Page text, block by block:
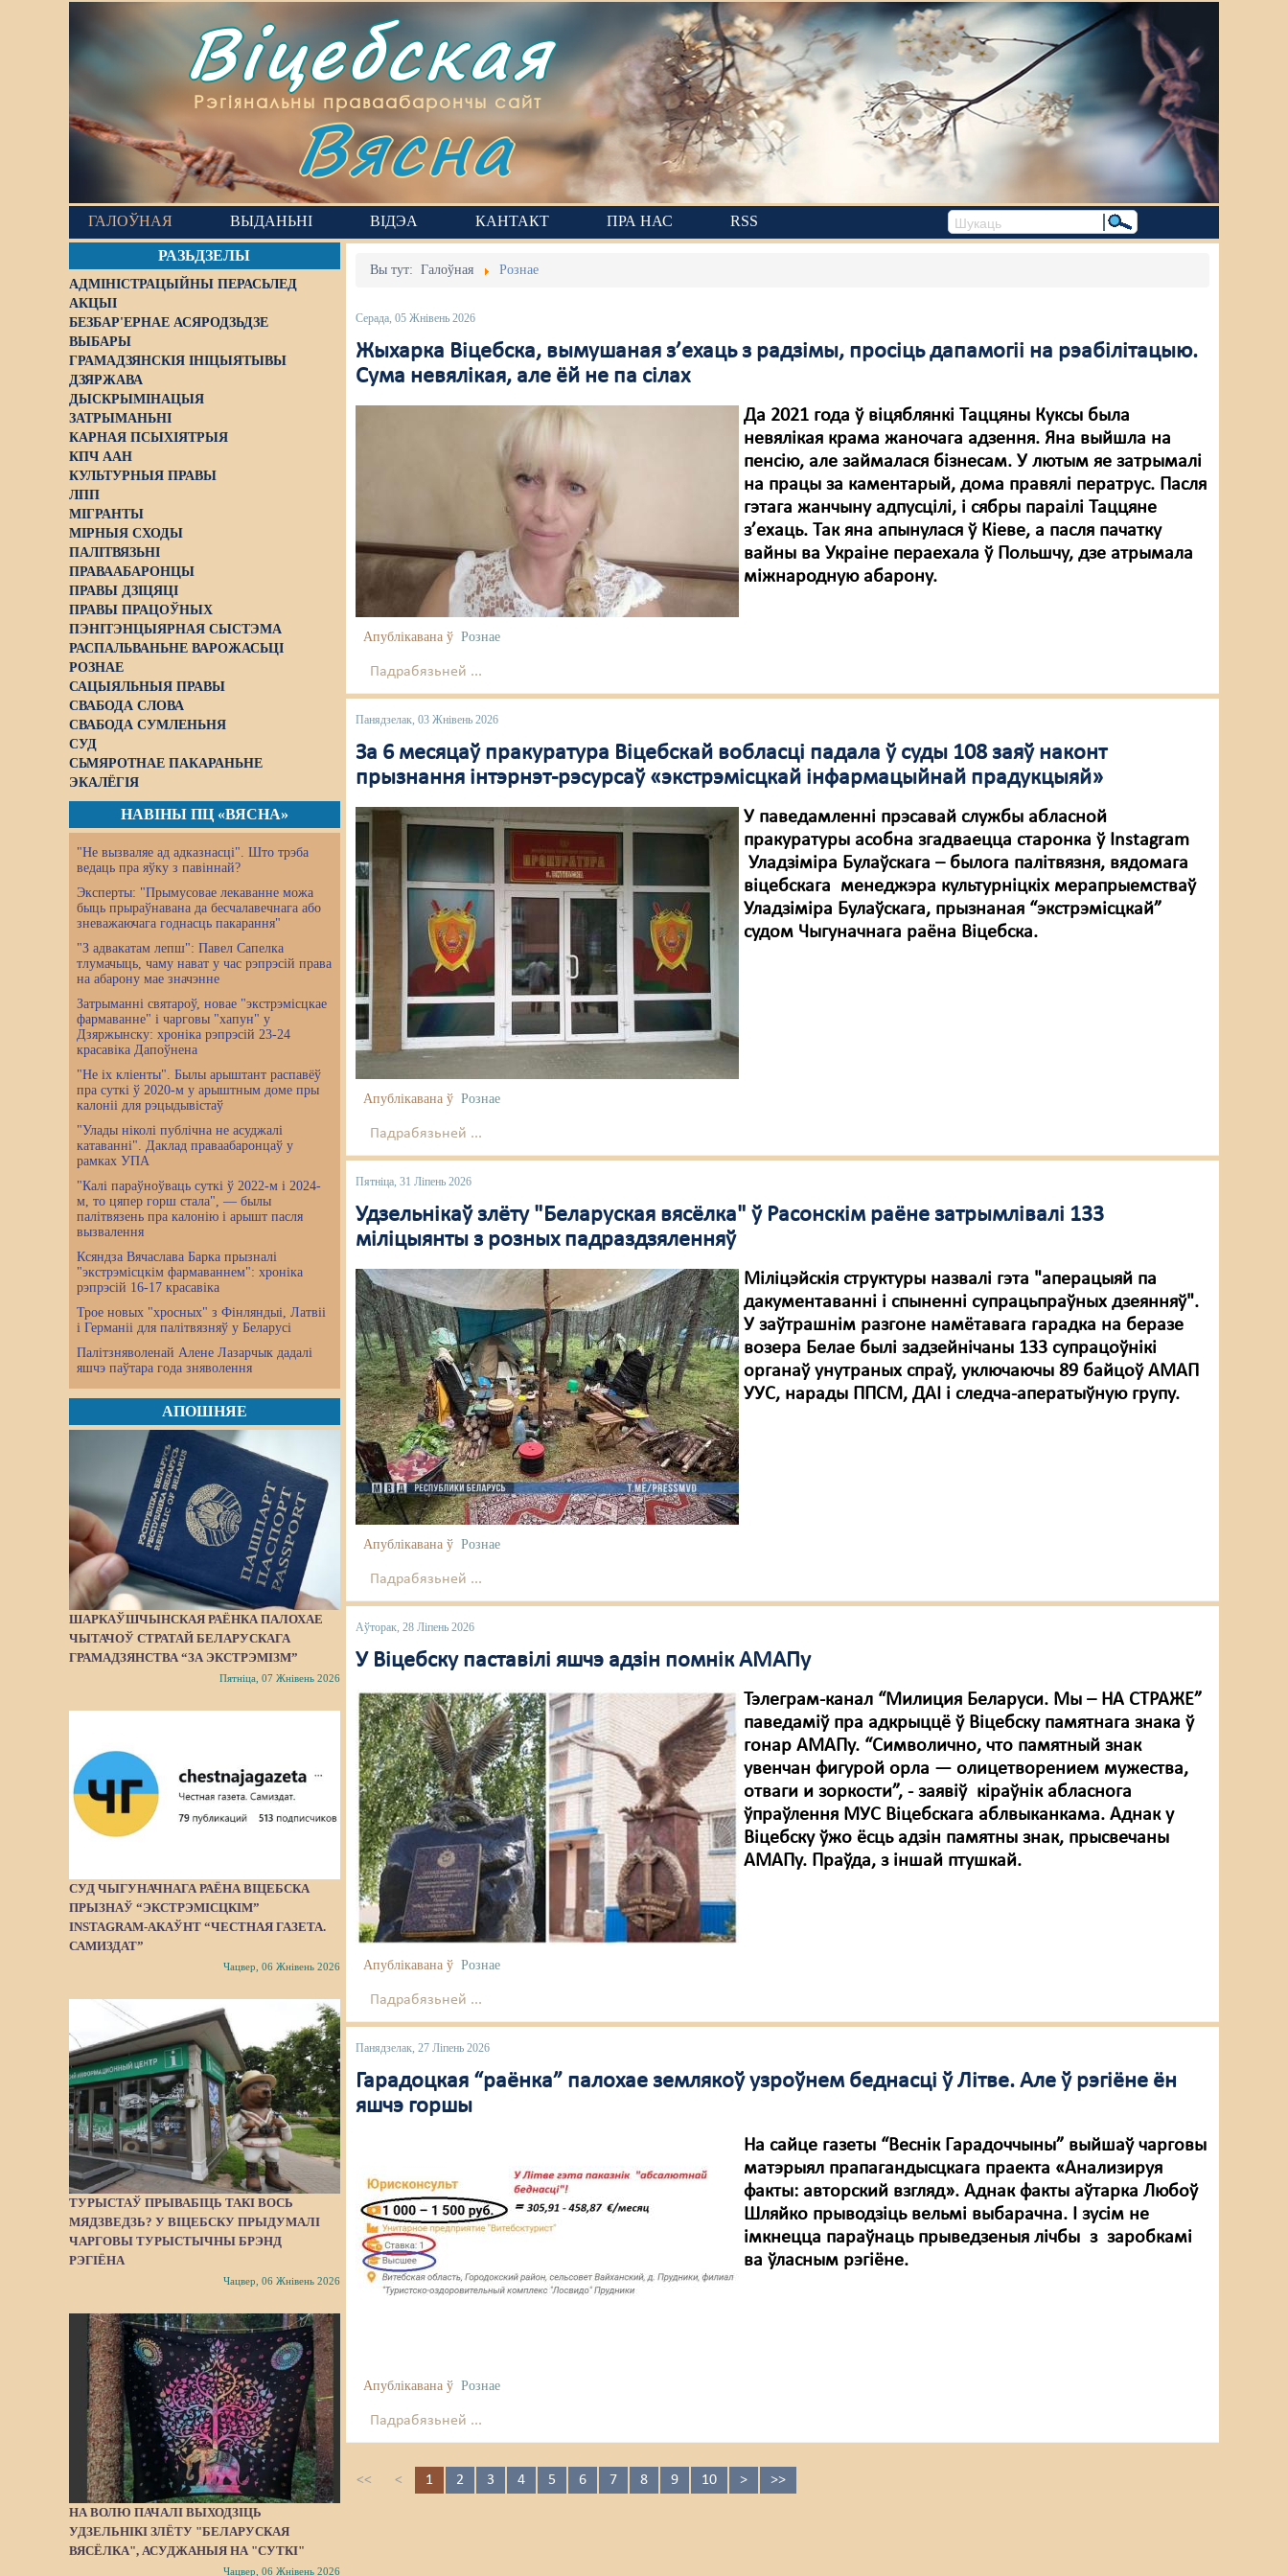
Віцебская
Рэгіянальны праваабарончы сайт
Вясна
ГАЛОЎНАЯ ВЫДАНЬНІ ВІДЭА КАНТАКТ ПРА НАС RSS
РАЗЬДЗЕЛЫ
АДМІНІСТРАЦЫЙНЫ ПЕРАСЬЛЕД
АКЦЫІ
БЕЗБАР'ЕРНАЕ АСЯРОДЗЬДЗЕ
ВЫБАРЫ
ГРАМАДЗЯНСКІЯ ІНІЦЫЯТЫВЫ
ДЗЯРЖАВА
ДЫСКРЫМІНАЦЫЯ
ЗАТРЫМАНЬНІ
КАРНАЯ ПСЫХІЯТРЫЯ
КПЧ ААН
КУЛЬТУРНЫЯ ПРАВЫ
ЛПП
МІГРАНТЫ
МІРНЫЯ СХОДЫ
ПАЛІТВЯЗЬНІ
ПРАВААБАРОНЦЫ
ПРАВЫ ДЗІЦЯЦІ
ПРАВЫ ПРАЦОЎНЫХ
ПЭНІТЭНЦЫЯРНАЯ СЫСТЭМА
РАСПАЛЬВАНЬНЕ ВАРОЖАСЬЦІ
РОЗНАЕ
САЦЫЯЛЬНЫЯ ПРАВЫ
СВАБОДА СЛОВА
СВАБОДА СУМЛЕНЬНЯ
СУД
СЬМЯРОТНАЕ ПАКАРАНЬНЕ
ЭКАЛЁГІЯ
НАВІНЫ ПЦ «ВЯСНА»
"Не вызваляе ад адказнасці". Што трэба
ведаць пра яўку з павіннай?
Эксперты: "Прымусовае лекаванне можа
быць прыраўнавана да бесчалавечнага або
зневажаючага годнасць пакарання"
"З адвакатам лепш": Павел Сапелка
тлумачыць, чаму нават у час рэпрэсій права
на абарону мае значэнне
Затрыманні святароў, новае "экстрэмісцкае
фармаванне" і чарговы "хапун" у
Дзяржынску: хроніка рэпрэсій 23-24
красавіка Дапоўнена
"Не іх кліенты". Былы арыштант распавёў
пра суткі ў 2020-м у арыштным доме пры
калоніі для рэцыдывістаў
"Улады ніколі публічна не асуджалі
катаванні". Даклад праваабаронцаў у
рамках УПА
"Калі параўноўваць суткі ў 2022-м і 2024-
м, то цяпер горш стала", — былы
палітвязень пра калонію і арышт пасля
вызвалення
Ксяндза Вячаслава Барка прызналі
"экстрэмісцкім фармаваннем": хроніка
рэпрэсій 16-17 красавіка
Трое новых "хросных" з Фінляндыі, Латвіі
і Германіі для палітвязняў у Беларусі
Палітзняволенай Алене Лазарчык дадалі
яшчэ паўтара года зняволення
АПОШНЯЕ
ШАРКАЎШЧЫНСКАЯ РАЁНКА ПАЛОХАЕ
ЧЫТАЧОЎ СТРАТАЙ БЕЛАРУСКАГА
ГРАМАДЗЯНСТВА “ЗА ЭКСТРЭМІЗМ”
Пятніца, 07 Жнівень 2026
СУД ЧЫГУНАЧНАГА РАЁНА ВІЦЕБСКА
ПРЫЗНАЎ “ЭКСТРЭМІСЦКІМ”
INSTAGRAM-АКАЎНТ “ЧЕСТНАЯ ГАЗЕТА.
САМИЗДАТ”
Чацвер, 06 Жнівень 2026
ТУРЫСТАЎ ПРЫВАБІЦЬ ТАКІ ВОСЬ
МЯДЗВЕДЗЬ? У ВІЦЕБСКУ ПРЫДУМАЛІ
ЧАРГОВЫ ТУРЫСТЫЧНЫ БРЭНД
РЭГІЁНА
Чацвер, 06 Жнівень 2026
НА ВОЛЮ ПАЧАЛІ ВЫХОДЗІЦЬ
УДЗЕЛЬНІКІ ЗЛЁТУ "БЕЛАРУСКАЯ
ВЯСЁЛКА", АСУДЖАНЫЯ НА "СУТКІ"
Чацвер, 06 Жнівень 2026
Вы тут:Галоўная Рознае
Серада, 05 Жнівень 2026
Жыхарка Віцебска, вымушаная з’ехаць з радзімы, просіць дапамогіі на рэабілітацыю.
Сума невялікая, але ёй не па сілах
Да 2021 года ў віцяблянкі Таццяны Куксы была
невялікая крама жаночага адзення. Яна выйшла на
пенсію, але займалася бізнесам. У лютым яе затрымалі
на працы за каментарый, дома правялі ператрус. Пасля
гэтага жанчыну адпусцілі, і сябры параілі Таццяне
з’ехаць. Так яна апынулася ў Кіеве, а пасля пачатку
вайны ва Украіне пераехала ў Польшчу, дзе атрымала
міжнародную абарону.
Апублікавана ў Рознае
Падрабязьней ...
Панядзелак, 03 Жнівень 2026
За 6 месяцаў пракуратура Віцебскай вобласці падала ў суды 108 заяў наконт
прызнання інтэрнэт-рэсурсаў «экстрэмісцкай інфармацыйнай прадукцыяй»
У паведамленні прэсавай службы абласной
пракуратуры асобна згадваецца старонка ў Instagram
Уладзіміра Булаўскага – былога палітвязня, вядомага
віцебскага менеджэра культурніцкіх мерапрыемстваў
Уладзіміра Булаўскага, прызнаная “экстрэмісцкай”
судом Чыгуначнага раёна Віцебска.
Апублікавана ў Рознае
Падрабязьней ...
Пятніца, 31 Ліпень 2026
Удзельнікаў злёту "Беларуская вясёлка" ў Расонскім раёне затрымлівалі 133
міліцыянты з розных падраздзяленняў
Міліцэйскія структуры назвалі гэта "аперацыяй па
дакументаванні і спыненні супрацьпраўных дзеянняў".
У заўтрашнім разгоне намётавага гарадка на беразе
возера Белае былі задзейнічаны 133 супрацоўнікі
органаў унутраных спраў, уключаючы 89 байцоў АМАП
УУС, нарады ППСМ, ДАІ і следча-аператыўную групу.
Апублікавана ў Рознае
Падрабязьней ...
Аўторак, 28 Ліпень 2026
У Віцебску паставілі яшчэ адзін помнік АМАПу
Тэлеграм-канал “Милиция Беларуси. Мы – НА СТРАЖЕ”
паведаміў пра адкрыццё ў Віцебску памятнага знака ў
гонар АМАПу. “Символично, что памятный знак
увенчан фигурой орла — олицетворением мужества,
отваги и зоркости”, - заявіў кіраўнік абласнога
ўпраўлення МУС Віцебскага аблвыканкама. Аднак у
Віцебску ўжо ёсць адзін памятны знак, прысвечаны
АМАПу. Праўда, з іншай птушкай.
Апублікавана ў Рознае
Падрабязьней ...
Панядзелак, 27 Ліпень 2026
Гарадоцкая “раёнка” палохае землякоў узроўнем беднасці ў Літве. Але ў рэгіёне ён
яшчэ горшы
На сайце газеты “Веснік Гарадоччыны” выйшаў чарговы
матэрыял прапагандысцкага праекта «Анализируя
факты: авторский взгляд». Аднак факты аўтарка Любоў
Шляйко прыводзіць вельмі выбарачна. І зусім не
імкнецца параўнаць прыведзеныя лічбы з заробкамі
ва ўласным рэгіёне.
Апублікавана ў Рознае
Падрабязьней ...
<< < 1 2 3 4 5 6 7 8 9 10 > >>